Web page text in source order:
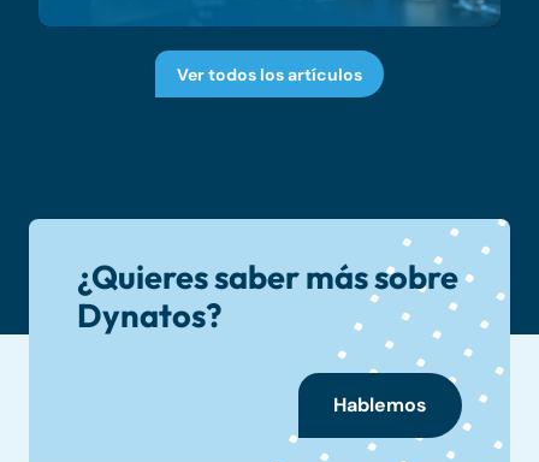
Ver todos los artículos
¿Quieres saber más sobre
Dynatos?
Hablemos